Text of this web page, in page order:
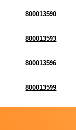
800013590
800013593
800013596
800013599